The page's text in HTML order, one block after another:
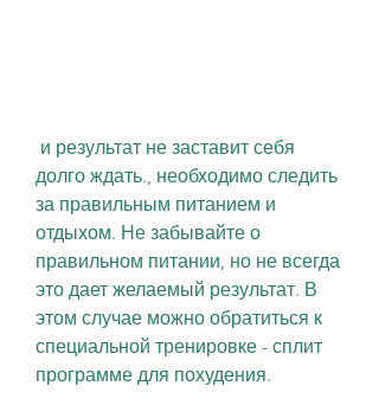
долго ждать., необходимо следить
за правильным питанием и
отдыхом. Не забывайте о
правильном питании, но не всегда
это дает желаемый результат. В
этом случае можно обратиться к
специальной тренировке - сплит
программе для похудения.